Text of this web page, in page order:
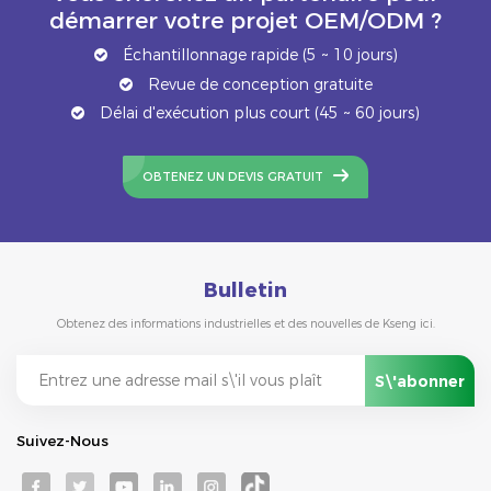
démarrer votre projet OEM/ODM ?
Échantillonnage rapide (5 ~ 10 jours)
Revue de conception gratuite
Délai d'exécution plus court (45 ~ 60 jours)
OBTENEZ UN DEVIS GRATUIT
Bulletin
Obtenez des informations industrielles et des nouvelles de Kseng ici.
Suivez-Nous